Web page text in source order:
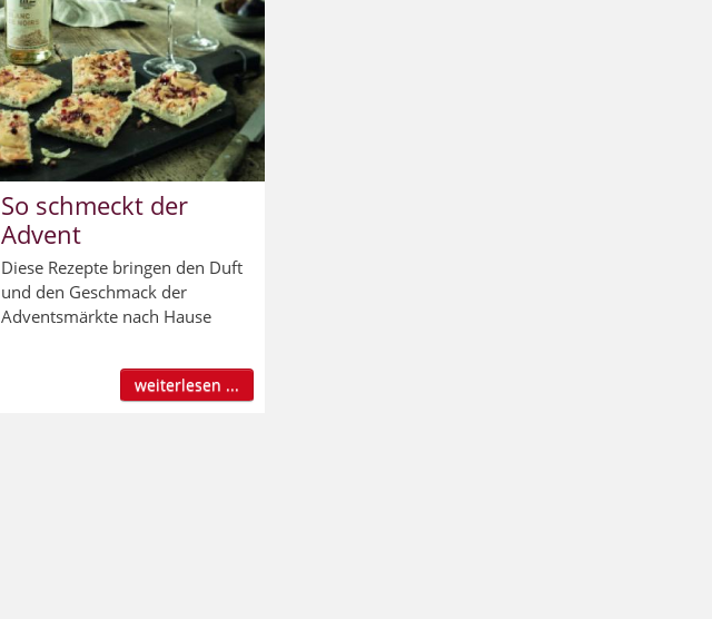
So schmeckt der
Advent
Diese Rezepte bringen den Duft
und den Geschmack der
Adventsmärkte nach Hause
weiterlesen ...